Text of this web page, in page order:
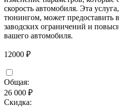
скорость автомобиля. Эта
тюнингом, может предоставить
заводских ограничений и
вашего автомобиля.
12000 ₽
Общая:
26 000 ₽
Скидка: